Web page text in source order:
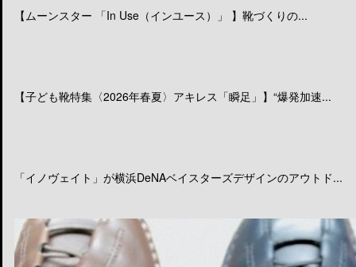
【ムーンスター 「In Use（インユース）」 】靴づくりの...
【子ども靴特集〈2026年春夏〉アキレス「瞬足」】“爆発加速...
「イノヴェイト」が横浜DeNAベイスターズデザインのアウトド...